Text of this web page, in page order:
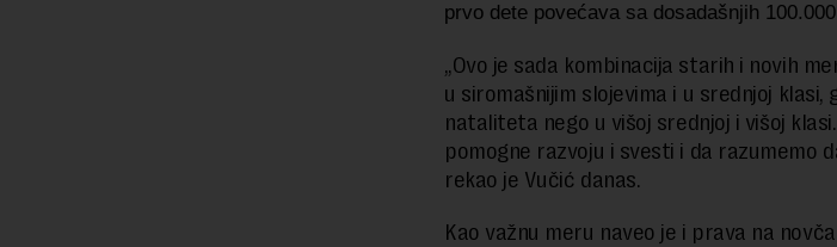
prvo dete povećava sa dosadašnjih
„Ovo je sada kombinacija starih i novih
u siromašnijim slojevima i u srednjoj klasi,
nataliteta nego u višoj srednjoj i višoj
pomogne razvoju i svesti i da razumemo
rekao je Vučić danas.
Kao važnu meru naveo je i prava na